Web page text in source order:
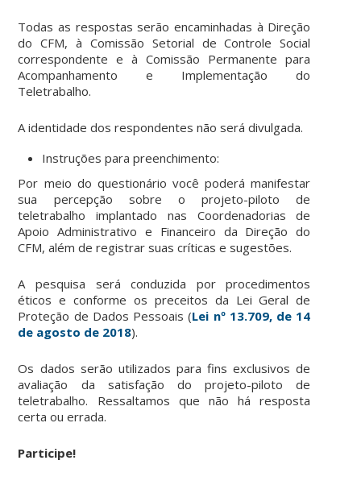
Todas as respostas serão encaminhadas à Direção
do CFM, à Comissão Setorial de Controle Social
correspondente e à Comissão Permanente para
Acompanhamento e Implementação do
Teletrabalho.
A identidade dos respondentes não será divulgada.
Instruções para preenchimento:
Por meio do questionário você poderá manifestar
sua percepção sobre o projeto-piloto de
teletrabalho implantado nas Coordenadorias de
Apoio Administrativo e Financeiro da Direção do
CFM, além de registrar suas críticas e sugestões.
A pesquisa será conduzida por procedimentos
éticos e conforme os preceitos da Lei Geral de
Proteção de Dados Pessoais (Lei nº 13.709, de 14
de agosto de 2018).
Os dados serão utilizados para fins exclusivos de
avaliação da satisfação do projeto-piloto de
teletrabalho. Ressaltamos que não há resposta
certa ou errada.
Participe!